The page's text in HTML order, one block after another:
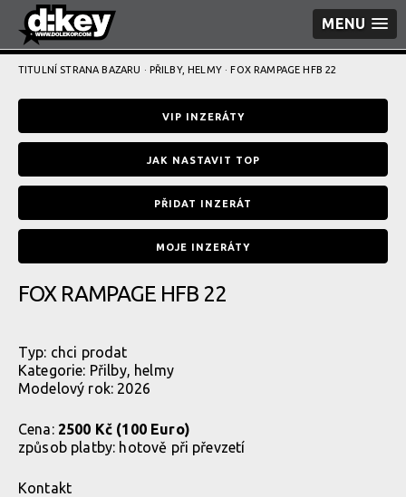
MENU
TITULNÍ STRANA BAZARU · PŘILBY, HELMY· FOX RAMPAGE HFB 22
VIP INZERÁTY
JAK NASTAVIT TOP
PŘIDAT INZERÁT
MOJE INZERÁTY
FOX RAMPAGE HFB 22
Typ: chci prodat
Kategorie: Přilby, helmy
Modelový rok: 2026
Cena: 2500 Kč (100 Euro)
způsob platby: hotově při převzetí
Kontakt